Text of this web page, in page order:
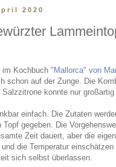
2020
Kochbuch "Mallorca" von
schon auf der Zunge. Die
konnte nur
einfach. Die Zutaten
gegeben. Die
Zeit dauert, aber die
die Temperatur
sich selbst überlassen.